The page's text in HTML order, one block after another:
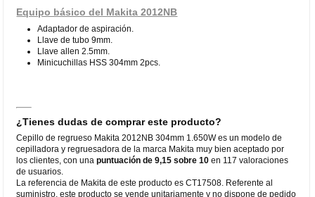
Equipo básico del Makita 2012NB
Adaptador de aspiración.
Llave de tubo 9mm.
Llave allen 2.5mm.
Minicuchillas HSS 304mm 2pcs.
¿Tienes dudas de comprar este producto?
Cepillo de regrueso Makita 2012NB 304mm 1.650W es un modelo de
cepilladora y regruesadora de la marca Makita muy bien aceptado por
los clientes, con unapuntuación de 9,15 sobre 10 en 117 valoraciones
de usuarios.
La referencia de Makita de este producto es CT17508. Referente al
suministro, este producto se vende unitariamente y no dispone de pedido